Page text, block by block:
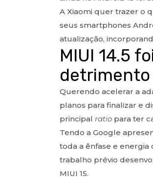
A Xiaomi quer trazer o
seus smartphones
atualização,
MIUI 14.5
detrimento
Querendo acelerar a
planos para finalizar e
principal ratio para ter
Tendo a Google
toda a ênfase e energia
trabalho prévio
MIUI 15.